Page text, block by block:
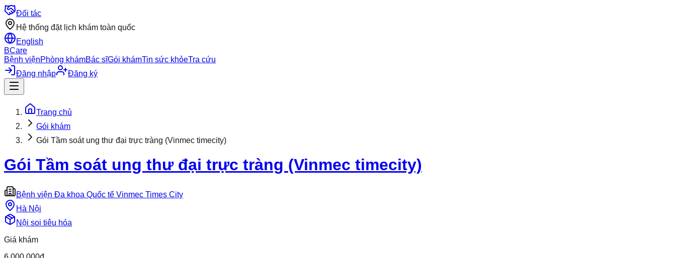
Đối tác
Hệ thống đặt lịch khám toàn quốc
English
BCare
Bệnh việnPhòng khámBác sĩGói khámTin sức khỏeTra cứu
Đăng nhập
Đăng ký
Trang chủ
Gói khám
Gói Tầm soát ung thư đại trực tràng (Vinmec timecity)
Gói Tầm soát ung thư đại trực tràng (Vinmec timecity)
Bệnh viện Đa khoa Quốc tế Vinmec Times City
Hà Nội
Nội soi tiêu hóa
Giá khám